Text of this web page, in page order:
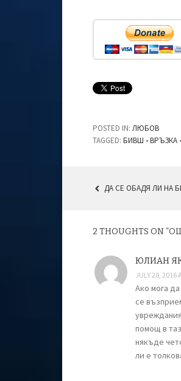
POSTED IN: ЛЮБОВ
TAGGED: БИВШ •ВРЪЗКА •
ДА СЕ ОБАДЯ ЛИ НА
2 THOUGHTS ON “
ЮЛИАН
JULY 28, 2016
Ако мога
се
помощ в
някъде
ли е